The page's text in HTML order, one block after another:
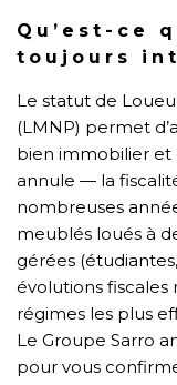
Qu’est-ce
toujours
Le statut de
(LMNP) permet
bien immobilier et
annule — la
nombreuses
meublés loués à
gérées
évolutions fiscales
régimes les plus
Le Groupe Sarro
pour vous